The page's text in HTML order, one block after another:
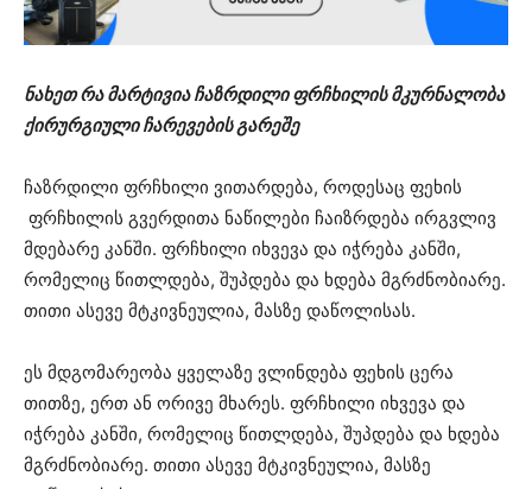
ნახეთ რა მარტივია ჩაზრდილი ფრჩხილის მკურნალობა
ქირურგიული ჩარევების გარეშე
ჩაზრდილი ფრჩხილი ვითარდება, როდესაც ფეხის
ფრჩხილის გვერდითა ნაწილები ჩაიზრდება ირგვლივ
მდებარე კანში. ფრჩხილი იხვევა და იჭრება კანში,
რომელიც წითლდება, შუპდება და ხდება მგრძნობიარე.
თითი ასევე მტკივნეულია, მასზე დაწოლისას.
ეს მდგომარეობა ყველაზე ვლინდება ფეხის ცერა
თითზე, ერთ ან ორივე მხარეს. ფრჩხილი იხვევა და
იჭრება კანში, რომელიც წითლდება, შუპდება და ხდება
მგრძნობიარე. თითი ასევე მტკივნეულია, მასზე